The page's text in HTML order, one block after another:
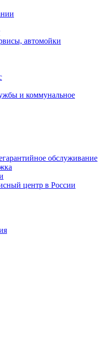
автомойки
и коммунальное
обслуживание
центр в России